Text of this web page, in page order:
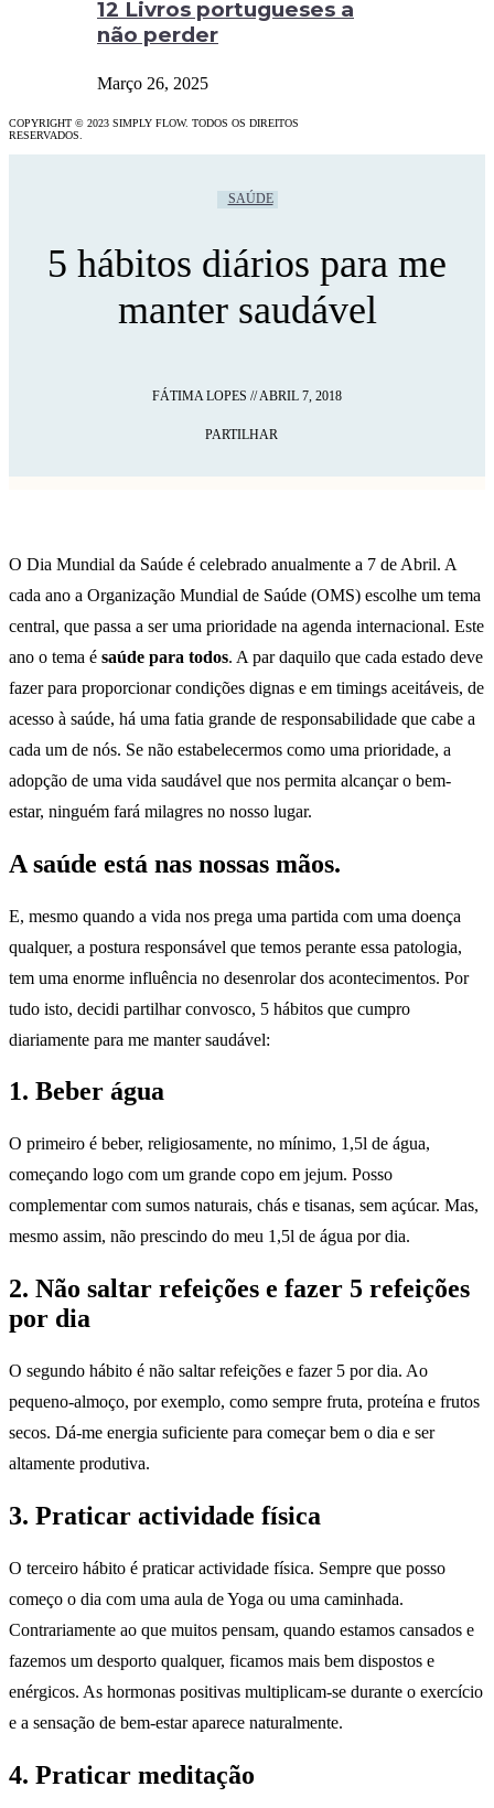
12 Livros portugueses a
não perder
Março 26, 2025
COPYRIGHT © 2023 SIMPLY FLOW. TODOS OS DIREITOS
RESERVADOS.
SAÚDE
5 hábitos diários para me
manter saudável
FÁTIMA LOPES //ABRIL 7, 2018
PARTILHAR
O Dia Mundial da Saúde é celebrado anualmente a 7 de Abril. A
cada ano a Organização Mundial de Saúde (OMS) escolhe um tema
central, que passa a ser uma prioridade na agenda internacional. Este
ano o tema é saúde para todos. A par daquilo que cada estado deve
fazer para proporcionar condições dignas e em timings aceitáveis, de
acesso à saúde, há uma fatia grande de responsabilidade que cabe a
cada um de nós. Se não estabelecermos como uma prioridade, a
adopção de uma vida saudável que nos permita alcançar o bem-
estar, ninguém fará milagres no nosso lugar.
A saúde está nas nossas mãos.
E, mesmo quando a vida nos prega uma partida com uma doença
qualquer, a postura responsável que temos perante essa patologia,
tem uma enorme influência no desenrolar dos acontecimentos. Por
tudo isto, decidi partilhar convosco, 5 hábitos que cumpro
diariamente para me manter saudável:
1. Beber água
O primeiro é beber, religiosamente, no mínimo, 1,5l de água,
começando logo com um grande copo em jejum. Posso
complementar com sumos naturais, chás e tisanas, sem açúcar. Mas,
mesmo assim, não prescindo do meu 1,5l de água por dia.
2. Não saltar refeições e fazer 5 refeições
por dia
O segundo hábito é não saltar refeições e fazer 5 por dia. Ao
pequeno-almoço, por exemplo, como sempre fruta, proteína e frutos
secos. Dá-me energia suficiente para começar bem o dia e ser
altamente produtiva.
3. Praticar actividade física
O terceiro hábito é praticar actividade física. Sempre que posso
começo o dia com uma aula de Yoga ou uma caminhada.
Contrariamente ao que muitos pensam, quando estamos cansados e
fazemos um desporto qualquer, ficamos mais bem dispostos e
enérgicos. As hormonas positivas multiplicam-se durante o exercício
e a sensação de bem-estar aparece naturalmente.
4. Praticar meditação